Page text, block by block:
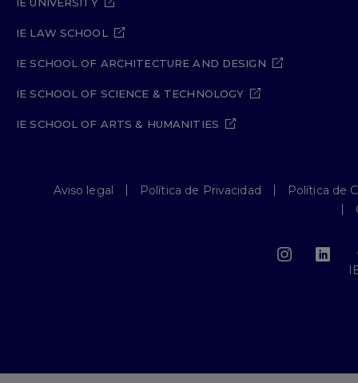
IE LAW SCHOOL
IE SCHOOL OF ARCHITECTURE AND DESIGN
IE SCHOOL OF SCIENCE & TECHNOLOGY
IE SCHOOL OF ARTS & HUMANITIES
Aviso legal Política de Privacidad
Política de